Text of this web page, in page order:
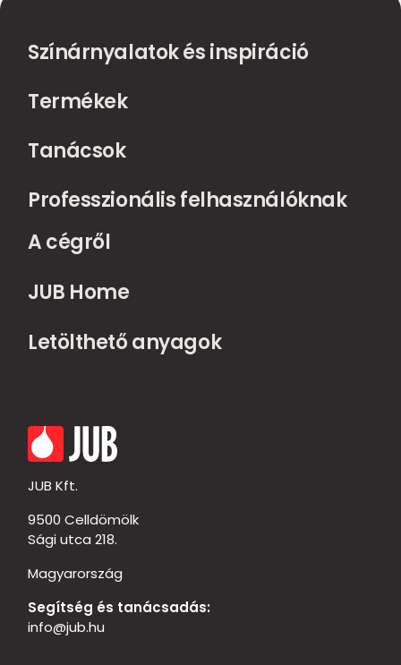
Színárnyalatok és inspiráció
Termékek
Tanácsok
Professzionális felhasználóknak
A cégről
JUB Home
Letölthető anyagok
JUB Kft.
9500 Celldömölk
Sági utca 218.
Magyarország
Segítség és tanácsadás:
info@jub.hu